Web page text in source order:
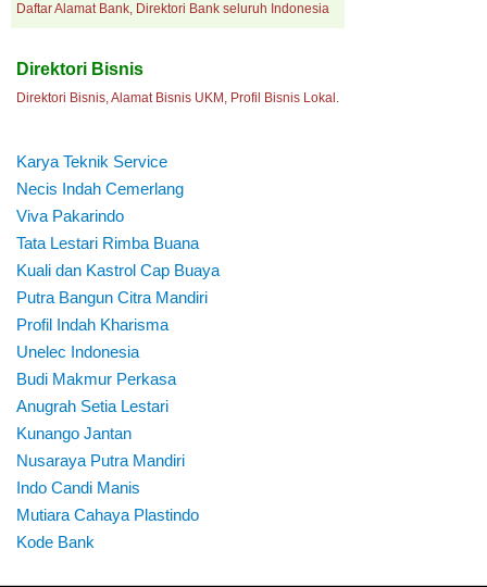
Daftar Alamat Bank, Direktori Bank seluruh Indonesia
Direktori Bisnis
Direktori Bisnis, Alamat Bisnis UKM, Profil Bisnis Lokal.
Karya Teknik Service
Necis Indah Cemerlang
Viva Pakarindo
Tata Lestari Rimba Buana
Kuali dan Kastrol Cap Buaya
Putra Bangun Citra Mandiri
Profil Indah Kharisma
Unelec Indonesia
Budi Makmur Perkasa
Anugrah Setia Lestari
Kunango Jantan
Nusaraya Putra Mandiri
Indo Candi Manis
Mutiara Cahaya Plastindo
Kode Bank